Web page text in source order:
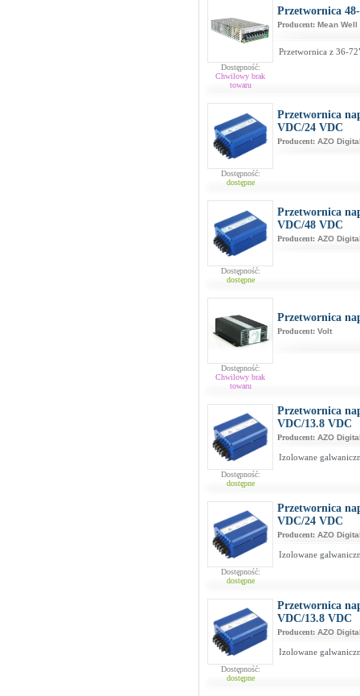
Dostępność:
Chwilowy brak
towaru
Przetwornica
Producent: Mean Well
Przetwornica z 36-
Dostępność:
dostępne
Przetwornica
VDC/24 VDC
Producent: AZO
Dostępność:
dostępne
Przetwornica
VDC/48 VDC
Producent: AZO
Dostępność:
Chwilowy brak
towaru
Przetwornica
Producent: Volt
Dostępność:
dostępne
Przetwornica
VDC/13.8 VDC
Producent: AZO
Izolowane
Dostępność:
dostępne
Przetwornica
VDC/24 VDC
Producent: AZO
Izolowane
Dostępność:
dostępne
Przetwornica
VDC/13.8 VDC
Producent: AZO
Izolowane